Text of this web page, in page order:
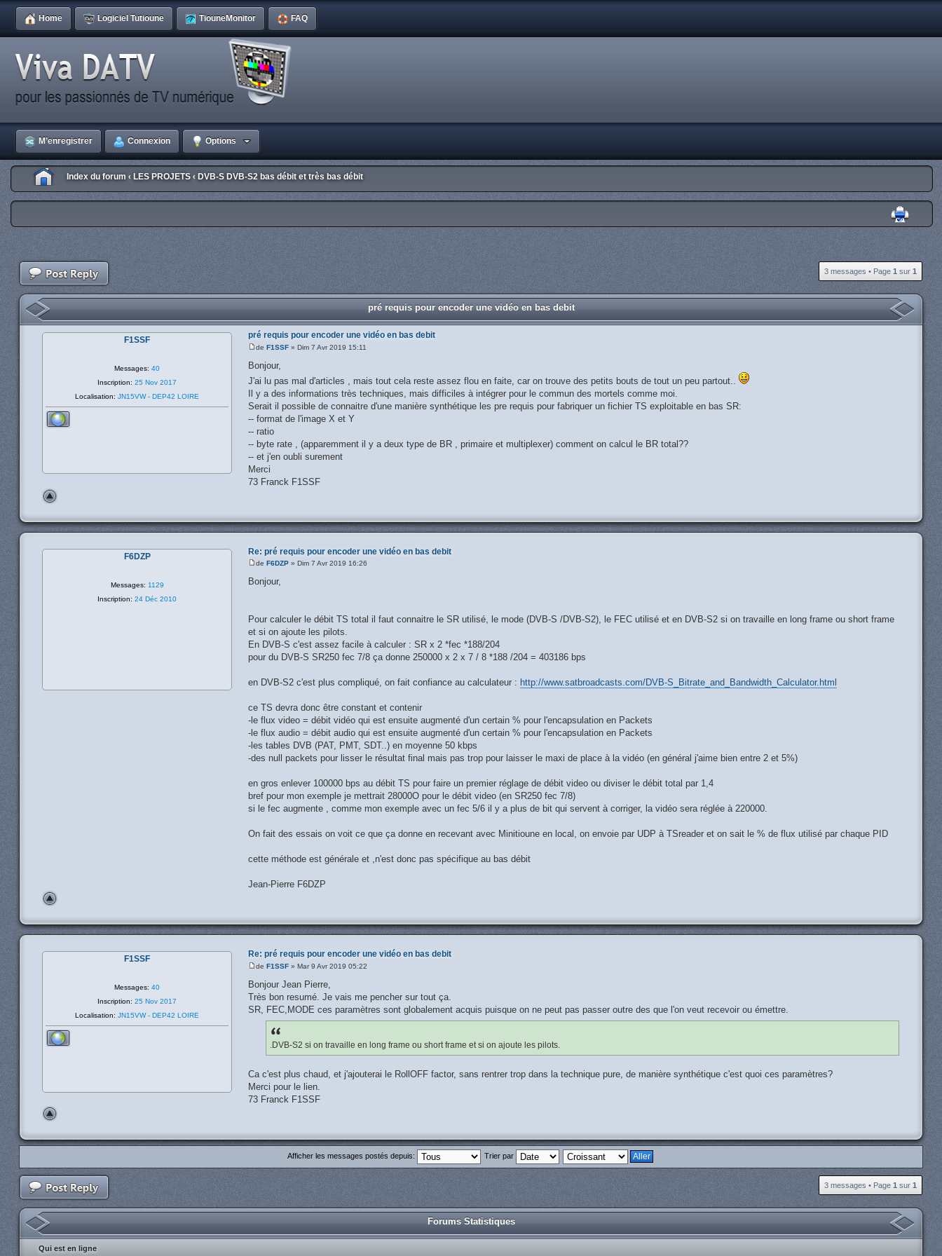
Home Logiciel Tutioune TiouneMonitor FAQ
M’enregistrer Connexion Options
Index du forum ‹ LES PROJETS ‹ DVB-S DVB-S2 bas débit et très bas débit
3 messages • Page 1 sur 1
pré requis pour encoder une vidéo en bas debit
pré requis pour encoder une vidéo en bas debit
de F1SSF» Dim 7 Avr 2019 15:11
Bonjour,
J'ai lu pas mal d'articles , mais tout cela reste assez flou en faite, car on trouve des petits bouts de tout un peu partout..
Il y a des informations très techniques, mais difficiles à intégrer pour le commun des mortels comme moi.
Serait il possible de connaitre d'une manière synthétique les pre requis pour fabriquer un fichier TS exploitable en bas SR:
-- format de l'image X et Y
-- ratio
-- byte rate , (apparemment il y a deux type de BR , primaire et multiplexer) comment on calcul le BR total??
-- et j'en oubli surement
Merci
73 Franck F1SSF
F1SSF
Messages: 40
Inscription: 25 Nov 2017
Localisation: JN15VW - DEP42 LOIRE
Re: pré requis pour encoder une vidéo en bas debit
de F6DZP» Dim 7 Avr 2019 16:26
Bonjour,
Pour calculer le débit TS total il faut connaitre le SR utilisé, le mode (DVB-S /DVB-S2), le FEC utilisé et en DVB-S2 si on travaille en long frame ou short frame
et si on ajoute les pilots.
En DVB-S c'est assez facile à calculer : SR x 2 *fec *188/204
pour du DVB-S SR250 fec 7/8 ça donne 250000 x 2 x 7 / 8 *188 /204 = 403186 bps
en DVB-S2 c'est plus compliqué, on fait confiance au calculateur : http://www.satbroadcasts.com/DVB-S_Bitrate_and_Bandwidth_Calculator.html
ce TS devra donc être constant et contenir
-le flux video = débit vidéo qui est ensuite augmenté d'un certain % pour l'encapsulation en Packets
-le flux audio = débit audio qui est ensuite augmenté d'un certain % pour l'encapsulation en Packets
-les tables DVB (PAT, PMT, SDT..) en moyenne 50 kbps
-des null packets pour lisser le résultat final mais pas trop pour laisser le maxi de place à la vidéo (en général j'aime bien entre 2 et 5%)
en gros enlever 100000 bps au débit TS pour faire un premier réglage de débit video ou diviser le débit total par 1,4
bref pour mon exemple je mettrait 28000O pour le débit video (en SR250 fec 7/8)
si le fec augmente , comme mon exemple avec un fec 5/6 il y a plus de bit qui servent à corriger, la vidéo sera réglée à 220000.
On fait des essais on voit ce que ça donne en recevant avec Minitioune en local, on envoie par UDP à TSreader et on sait le % de flux utilisé par chaque PID
cette méthode est générale et ,n'est donc pas spécifique au bas débit
Jean-Pierre F6DZP
F6DZP
Messages: 1129
Inscription: 24 Déc 2010
Re: pré requis pour encoder une vidéo en bas debit
de F1SSF» Mar 9 Avr 2019 05:22
Bonjour Jean Pierre,
Très bon resumé. Je vais me pencher sur tout ça.
SR, FEC,MODE ces paramètres sont globalement acquis puisque on ne peut pas passer outre des que l'on veut recevoir ou émettre.
.DVB-S2 si on travaille en long frame ou short frame et si on ajoute les pilots.
Ca c'est plus chaud, et j'ajouterai le RollOFF factor, sans rentrer trop dans la technique pure, de manière synthétique c'est quoi ces paramètres?
Merci pour le lien.
73 Franck F1SSF
F1SSF
Messages: 40
Inscription: 25 Nov 2017
Localisation: JN15VW - DEP42 LOIRE
Afficher les messages postés depuis: Trier par
3 messages • Page 1 sur 1
Forums Statistiques
Qui est en ligne